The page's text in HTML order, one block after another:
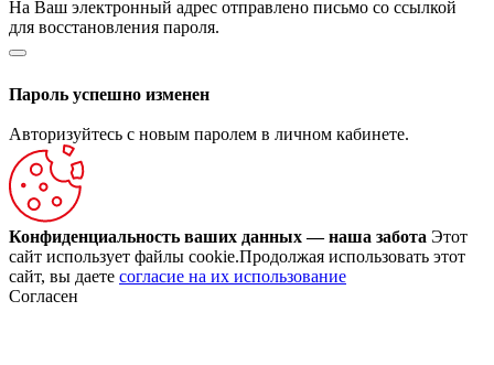
На Ваш электронный адрес отправлено письмо со ссылкой
для восстановления пароля.
Пароль успешно изменен
Авторизуйтесь с новым паролем в личном кабинете.
Конфиденциальность ваших данных — наша забота Этот
сайт использует файлы cookie.Продолжая использовать этот
сайт, вы даете согласие на их использование
Согласен